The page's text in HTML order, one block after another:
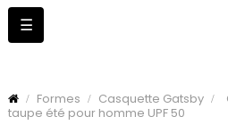
Basculer
la
☰
Formes Casquette Gatsby
taupe été pour homme UPF 50